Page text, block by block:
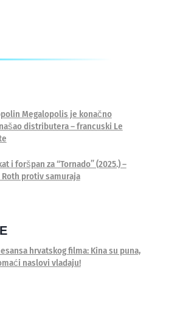
Megalopolis je konačno
distributera – francuski Le
i foršpan za “Tornado” (2025.) –
Roth protiv samuraja
hrvatskog filma: Kina su puna,
naslovi vladaju!